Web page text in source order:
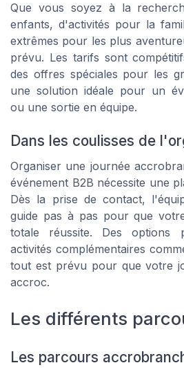
Que vous soyez à la
enfants, d'activités pour la
extrêmes pour les plus
prévu. Les tarifs sont
des offres spéciales pour les
une solution idéale pour un
ou une sortie en équipe.
Dans les coulisses de
Organiser une journée
événement B2B nécessite une
Dès la prise de contact,
guide pas à pas pour que
totale réussite. Des options
activités complémentaires
tout est prévu pour que votre
accroc.
Les différents
Les parcours